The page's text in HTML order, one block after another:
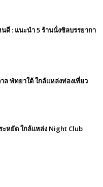
ดี : แนะนำ 5 ร้านนั่งชิลบรรยากา
ล พัทยาใต้ ใกล้แหล่งท่องเที่ยว
หยัด ใกล้แหล่ง Night Club